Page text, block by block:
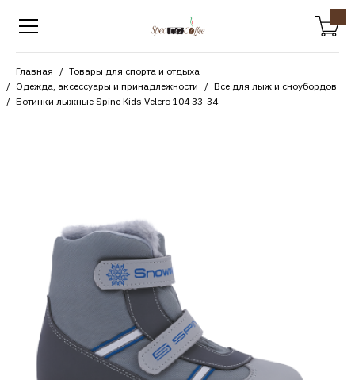
Главная
Товары для спорта и отдыха
Одежда, аксессуары и принадлежности
Все для лыж и сноубордов
Ботинки лыжные Spine Kids Velcro 104 33-34